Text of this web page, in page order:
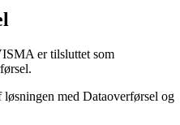
er tilsluttet som
med Dataoverførsel og